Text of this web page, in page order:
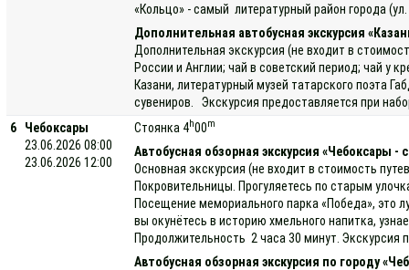
«Кольцо» - самый литературный район города
Дополнительная автобусная экскурсия
Дополнительная экскурсия (не входит в
России и Англии; чай в советский период; чай у
Казани, литературный музей татарского поэта
сувениров. Экскурсия предоставляется при
6
Чебоксары
23.06.2026 08:00
23.06.2026 12:00
Стоянка 4h00m
Автобусная обзорная экскурсия «Чебоксары
Основная экскурсия (не входит в стоимость
Покровительницы. Прогуляетесь по старым
Посещение мемориального парка «Победа», это
вы окунётесь в историю хмельного напитка,
Продолжительность 2 часа 30 минут. Экскурсия
Автобусная обзорная экскурсия по городу